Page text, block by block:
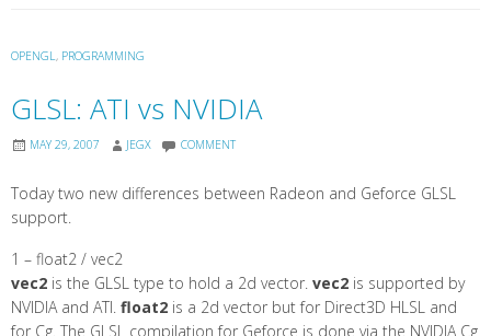
OPENGL, PROGRAMMING
GLSL: ATI vs NVIDIA
MAY 29, 2007 JEGX COMMENT
Today two new differences between Radeon and Geforce GLSL
support.
1 – float2 / vec2
vec2 is the GLSL type to hold a 2d vector. vec2 is supported by
NVIDIA and ATI. float2 is a 2d vector but for Direct3D HLSL and
for Cg. The GLSL compilation for Geforce is done via the NVIDIA Cg